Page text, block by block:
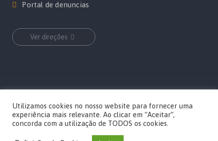
Portal de denuncias
Ver direções
Utilizamos cookies no nosso website para fornecer uma
experiência mais relevante. Ao clicar em “Aceitar”,
concorda com a utilização de TODOS os cookies.